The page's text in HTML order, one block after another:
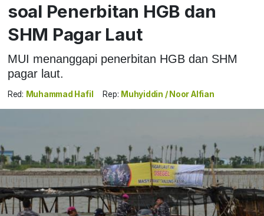
soal Penerbitan HGB dan
SHM Pagar Laut
MUI menanggapi penerbitan HGB dan SHM
pagar laut.
Red: Muhammad Hafil Rep: Muhyiddin / Noor Alfian